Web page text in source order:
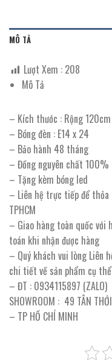
MÔ TẢ
Lượt Xem : 208
Mô Tả
– Kích thước : Rộng
– Bóng đèn : E14 x 24
– Bảo hành 48 tháng
– Đồng nguyên chất 100%
– Tặng kèm bóng led
– Liên hệ trực tiếp để
TPHCM
– Giao hàng toàn quốc với
toán khi nhận được hàng
– Quý khách vui lòng Liên
chi tiết về sản phẩm cụ thể
– ĐT : 0934115897 (ZALO)
SHOWROOM : 49 TÂN
– TP HỒ CHÍ MINH